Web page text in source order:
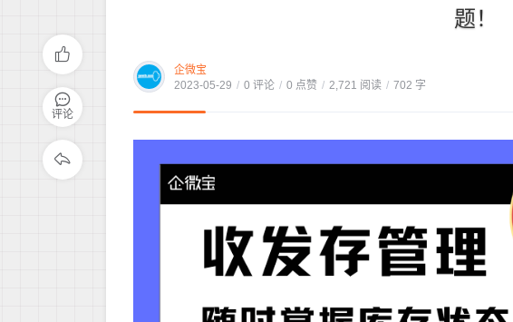
题！
企微宝
2023-05-29 / 0 评论 / 0 点赞 / 2,721 阅读 / 702 字
评论